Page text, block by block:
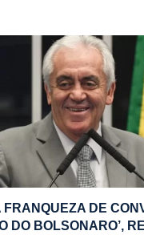
FRANQUEZA DE
DO BOLSONARO’,